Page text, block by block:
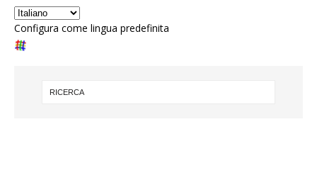
Configura come lingua predefinita